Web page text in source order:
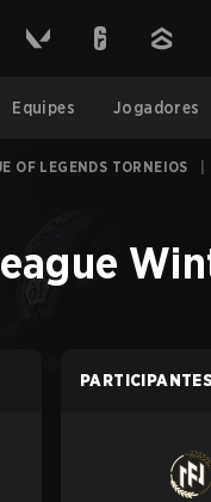
Equipes Jogadores
OF LEGENDS TORNEIOS
PARTICIPANTES